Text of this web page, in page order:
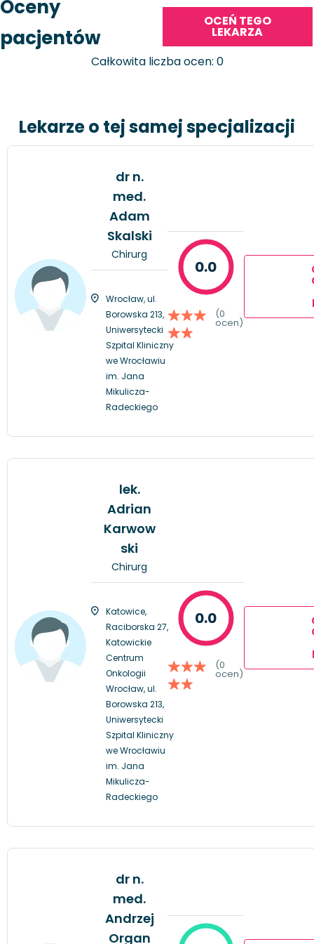
Oceny
pacjentów
OCEŃ TEGO
LEKARZA
Całkowita liczba ocen: 0
Lekarze o tej samej specjalizacji
dr n.
med.
Adam
Skalski
Chirurg
Wrocław, ul.
Borowska 213,
Uniwersytecki
Szpital Kliniczny
we Wrocławiu
im. Jana
Mikulicza-
Radeckiego
0.0
(0
ocen)
lek.
Adrian
Karwow
ski
Chirurg
Katowice,
Raciborska 27,
Katowickie
Centrum
Onkologii
Wrocław, ul.
Borowska 213,
Uniwersytecki
Szpital Kliniczny
we Wrocławiu
im. Jana
Mikulicza-
Radeckiego
0.0
(0
ocen)
dr n.
med.
Andrzej
Organ